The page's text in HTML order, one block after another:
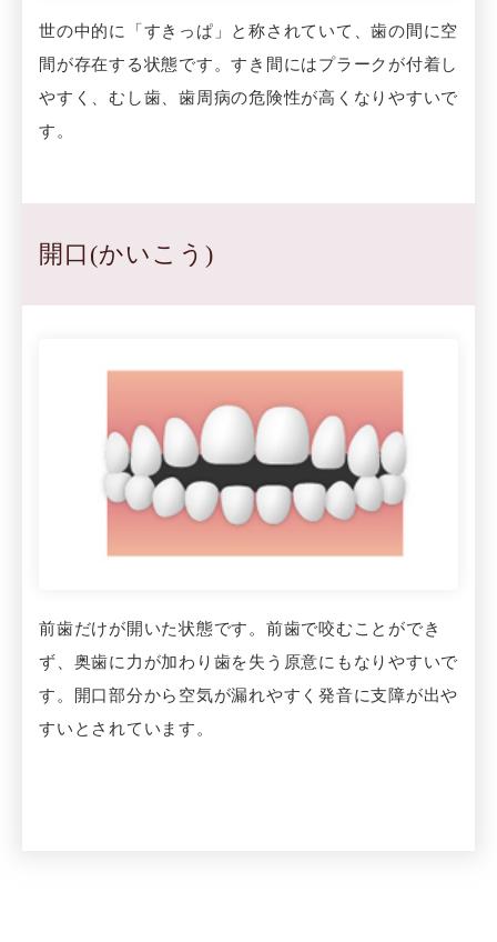
世の中的に「すきっぱ」と称されていて、歯の間に空
間が存在する状態です。すき間にはプラークが付着し
やすく、むし歯、歯周病の危険性が高くなりやすいで
す。
開口(かいこう)
前歯だけが開いた状態です。前歯で咬むことができ
ず、奥歯に力が加わり歯を失う原意にもなりやすいで
す。開口部分から空気が漏れやすく発音に支障が出や
すいとされています。